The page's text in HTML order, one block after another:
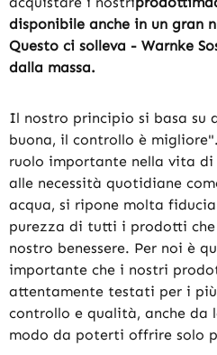
disponibile anche in un gran
Questo ci solleva - Warnke
dalla massa.
Il nostro principio si basa su
buona, il controllo è
ruolo importante nella vita
alle necessità quotidiane
acqua, si ripone molta
purezza di tutti i prodotti
nostro benessere. Per noi è
importante che i nostri
attentamente testati per i
controllo e qualità, anche da
modo da poterti offrire solo